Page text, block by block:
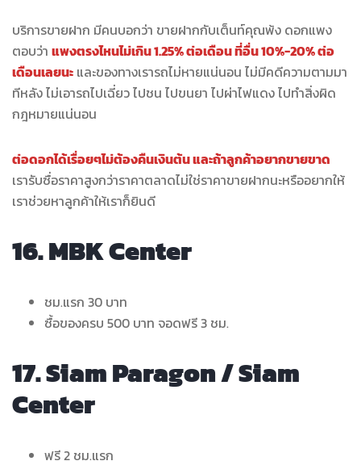
บริการขายฝาก มีคนบอกว่า ขายฝากกับเต็นท์คุณพ้ง ดอกแพง
ตอบว่า แพงตรงไหนไม่เกิน 1.25% ต่อเดือน ที่อื่น 10%-20% ต่อ
เดือนเลยนะ และของทางเรารถไม่หายแน่นอน ไม่มีคดีความตามมา
ทีหลัง ไม่เอารถไปเฉี่ยว ไปชน ไปขนยา ไปผ่าไฟแดง ไปทำสิ่งผิด
กฎหมายแน่นอน
ต่อดอกได้เรื่อยๆไม่ต้องคืนเงินต้น และถ้าลูกค้าอยากขายขาด
เรารับซื่อราคาสูงกว่าราคาตลาดไม่ใช่ราคาขายฝากนะหรืออยากให้
เราช่วยหาลูกค้าให้เราก็ยินดี
16. MBK Center
ชม.แรก 30 บาท
ซื้อของครบ 500 บาท จอดฟรี 3 ชม.
17. Siam Paragon / Siam
Center
ฟรี 2 ชม.แรก